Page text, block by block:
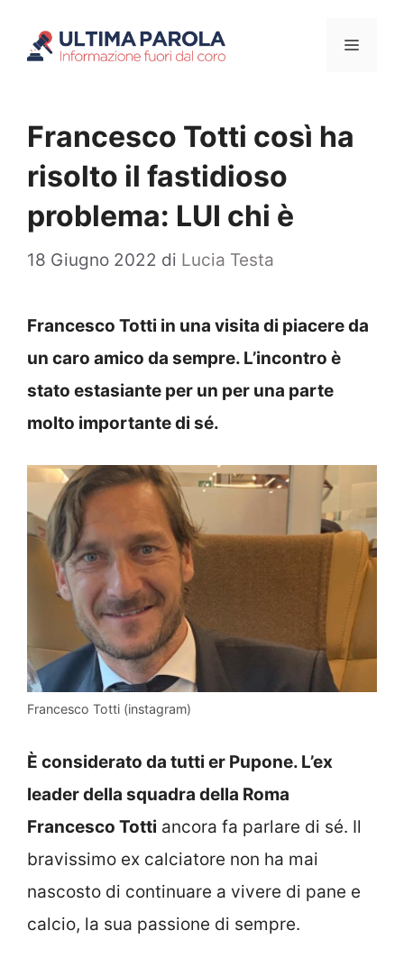
Menu
Francesco Totti così ha
risolto il fastidioso
problema: LUI chi è
18 Giugno 2022 di Lucia Testa
Francesco Totti in una visita di piacere da
un caro amico da sempre. L’incontro è
stato estasiante per un per una parte
molto importante di sé.
Francesco Totti (instagram)
È considerato da tutti er Pupone. L’ex
leader della squadra della Roma
Francesco Totti ancora fa parlare di sé. Il
bravissimo ex calciatore non ha mai
nascosto di continuare a vivere di pane e
calcio, la sua passione di sempre.